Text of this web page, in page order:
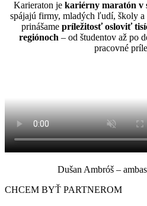
Karieraton je kariérny maratón v
spájajú firmy, mladých ľudí, školy a
prinášame príležitosť osloviť
regiónoch – od študentov až po
pracovné
Dušan Ambróš –
CHCEM BYŤ PARTNEROM